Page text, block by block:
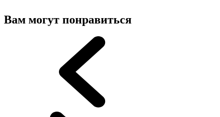
Вам могут понравиться